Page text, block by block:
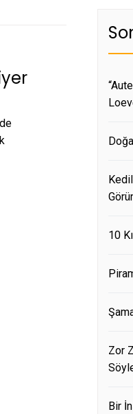
10
Zor
Bir